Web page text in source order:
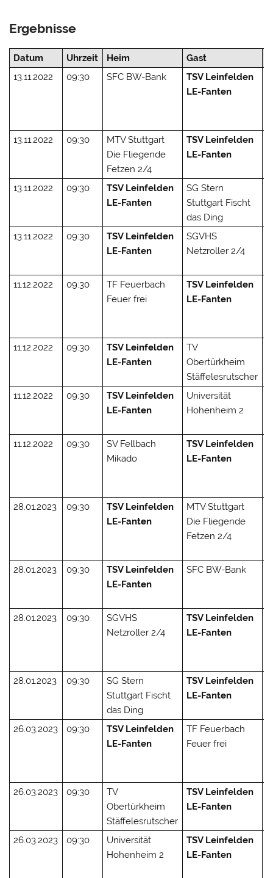
Ergebnisse
Datum Uhrzeit Heim Gast
13.11.2022
09:30 SFC BW-Bank
TSV Leinfelden
LE-Fanten
13.11.2022
09:30
MTV Stuttgart
Die Fliegende
Fetzen 2/4
TSV Leinfelden
LE-Fanten
13.11.2022
09:30
TSV Leinfelden
LE-Fanten
SG Stern
Stuttgart Fischt
das Ding
13.11.2022
09:30
TSV Leinfelden
LE-Fanten
SGVHS
Netzroller 2/4
11.12.2022
09:30
TF Feuerbach
Feuer frei
TSV Leinfelden
LE-Fanten
11.12.2022
09:30
TSV Leinfelden
LE-Fanten
TV
Obertürkheim
Stäffelesrutscher
11.12.2022
09:30
TSV Leinfelden
LE-Fanten
Universität
Hohenheim 2
11.12.2022
09:30
SV Fellbach
Mikado
TSV Leinfelden
LE-Fanten
28.01.2023
09:30
TSV Leinfelden
LE-Fanten
MTV Stuttgart
Die Fliegende
Fetzen 2/4
28.01.2023
09:30
TSV Leinfelden
LE-Fanten
SFC BW-Bank
28.01.2023
09:30
SGVHS
Netzroller 2/4
TSV Leinfelden
LE-Fanten
28.01.2023
09:30
SG Stern
Stuttgart Fischt
das Ding
TSV Leinfelden
LE-Fanten
26.03.2023
09:30
TSV Leinfelden
LE-Fanten
TF Feuerbach
Feuer frei
26.03.2023
09:30
TV
Obertürkheim
Stäffelesrutscher
TSV Leinfelden
LE-Fanten
26.03.2023
09:30
Universität
Hohenheim 2
TSV Leinfelden
LE-Fanten